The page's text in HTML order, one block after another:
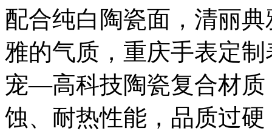
配合纯白陶瓷面，清丽
雅的气质，重庆手表定
宠—高科技陶瓷复合材质
蚀、耐热性能，品质过